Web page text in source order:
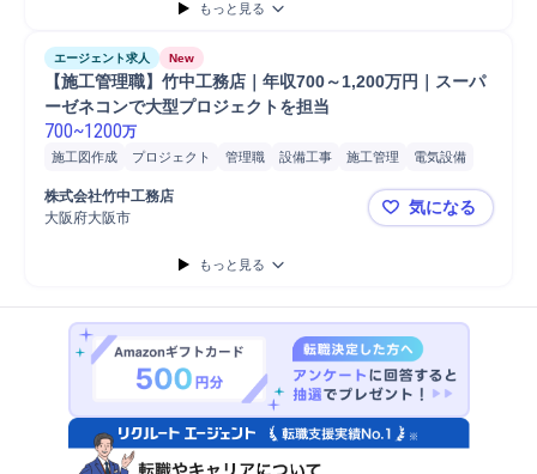
もっと見る
エージェント求人 New
【施工管理職】竹中工務店｜年収700～1,200万円｜スーパ
ーゼネコンで大型プロジェクトを担当
700~1200万
施工図作成 プロジェクト 管理職 設備工事 施工管理
電気設備
消防設備/防災設備
株式会社竹中工務店
大阪府大阪市
【施工管理
気になる
もっと見る